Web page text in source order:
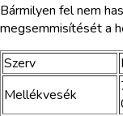
Bármilyen fel nem
megsemmisítését a
Szerv
Mellékvesék